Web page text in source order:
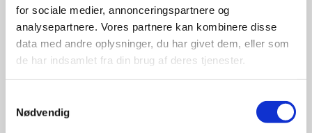
for sociale medier, annonceringspartnere og
analysepartnere. Vores partnere kan kombinere disse
data med andre oplysninger, du har givet dem, eller som
de har indsamlet fra din brug af deres tjenester.
Nødvendig